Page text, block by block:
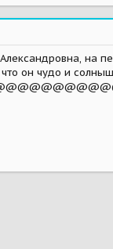
на
он чудо и
почта